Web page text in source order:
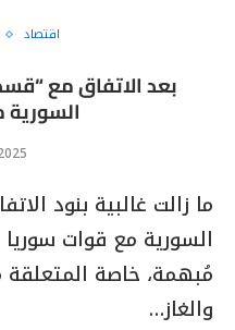
اقتصاد
بعد الاتفاق مع
ما زالت غالبية بنود
السورية مع قوات
مُبهمة، خاصة
والغاز…